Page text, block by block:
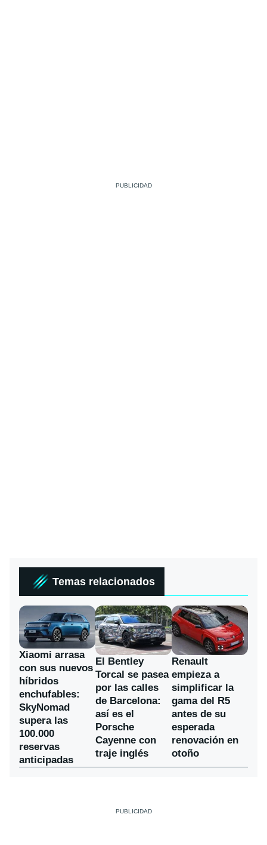
Temas relacionados
Xiaomi arrasa
con sus nuevos
híbridos
enchufables:
SkyNomad
supera las
100.000
reservas
anticipadas
El Bentley
Torcal se pasea
por las calles
de Barcelona:
así es el
Porsche
Cayenne con
traje inglés
Renault
empieza a
simplificar la
gama del R5
antes de su
esperada
renovación en
otoño